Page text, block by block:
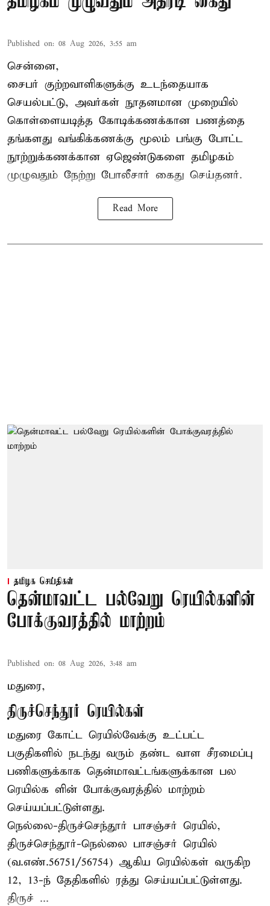
Published on: 08 Aug 2026, 3:55 am
சென்னை,
சைபர் குற்றவாளிகளுக்கு உடந்தையாக
செயல்பட்டு, அவர்கள் நூதனமான முறையில்
கொள்ளையடித்த கோடிக்கணக்கான பணத்தை
தங்களது வங்கிக்கணக்கு மூலம் பங்கு போட்ட
நூற்றுக்கணக்கான ஏஜெண்டுகளை தமிழகம்
முழுவதும் நேற்று போலீசார் கைது செய்தனர்.
Read More
தமிழக செய்திகள்
தென்மாவட்ட பல்வேறு ரெயில்களின்
போக்குவரத்தில் மாற்றம்
Published on: 08 Aug 2026, 3:48 am
மதுரை,
திருச்செந்தூர் ரெயில்கள்
மதுரை கோட்ட ரெயில்வேக்கு உட்பட்ட
பகுதிகளில் நடந்து வரும் தண்ட வாள சீரமைப்பு
பணிகளுக்காக தென்மாவட்டங்களுக்கான பல
ரெயில்க ளின் போக்குவரத்தில் மாற்றம்
செய்யப்பட்டுள்ளது.
நெல்லை-திருச்செந்தூர் பாசஞ்சர் ரெயில்,
திருச்செந்தூர்-நெல்லை பாசஞ்சர் ரெயில்
(வ.எண்.56751/56754) ஆகிய ரெயில்கள் வருகிற
12, 13-ந் தேதிகளில் ரத்து செய்யப்பட்டுள்ளது.
திருச் ...